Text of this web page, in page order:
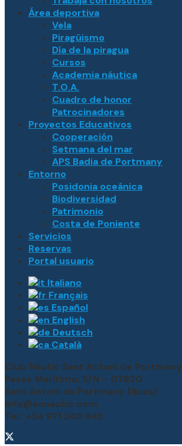
Área deportiva
Vela
Piragüismo
Día de la piragua
Cursos
Academia náutica
T.O.A.
Cuadro de honor
Patrocinadores
Proyectos Educativos
Cooperación
Setmana del mar
APS Badia de Portmany
Entorno
Posidonia oceánica
Biodiversidad
Patrimonio
Costa de Poniente
Servicios
Reservas
Portal usuario
Italiano
Français
Español
English
Deutsch
Català
Club Nàutic Sant Antoni de Portmany
Paseo Marítimo, S/N – 07820
Sant Antoni de Portmany (Ibiza)
info@esnautic.com
Tel.: +34 971 340 645